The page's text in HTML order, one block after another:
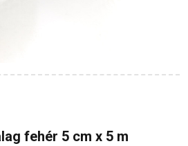
fehér 5 cm x 5 m